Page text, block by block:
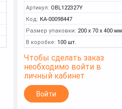
Артикул: OBL122327Y
Код: КА-00098447
Размер упаковки: 200 x 70 x 400 мм
В коробке: 100 шт.
Чтобы сделать заказ
необходимо войти в
личный кабинет
Войти